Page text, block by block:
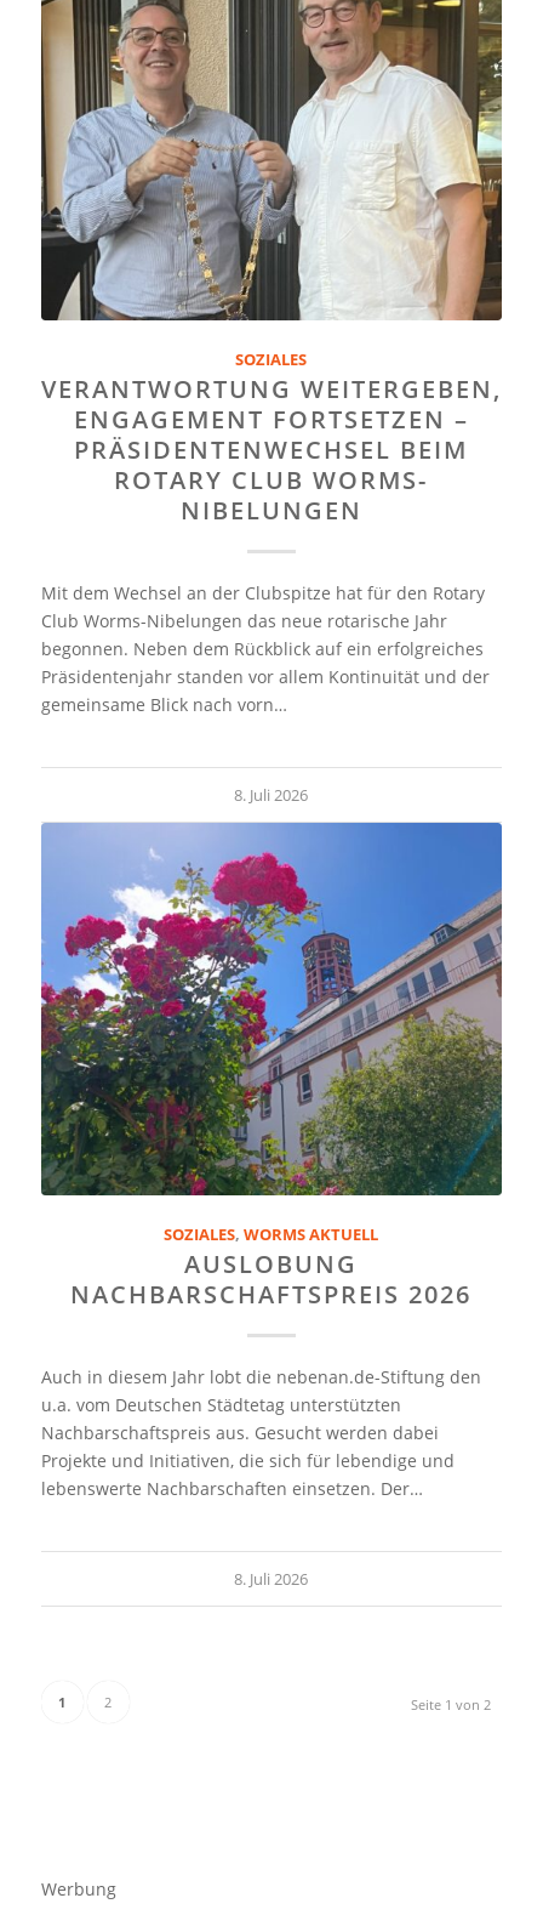
SOZIALES
VERANTWORTUNG WEITERGEBEN,
ENGAGEMENT FORTSETZEN –
PRÄSIDENTENWECHSEL BEIM
ROTARY CLUB WORMS-
NIBELUNGEN
Mit dem Wechsel an der Clubspitze hat für den Rotary
Club Worms-Nibelungen das neue rotarische Jahr
begonnen. Neben dem Rückblick auf ein erfolgreiches
Präsidentenjahr standen vor allem Kontinuität und der
gemeinsame Blick nach vorn…
8. Juli 2026
SOZIALES,WORMS AKTUELL
AUSLOBUNG
NACHBARSCHAFTSPREIS 2026
Auch in diesem Jahr lobt die nebenan.de-Stiftung den
u.a. vom Deutschen Städtetag unterstützten
Nachbarschaftspreis aus. Gesucht werden dabei
Projekte und Initiativen, die sich für lebendige und
lebenswerte Nachbarschaften einsetzen. Der…
8. Juli 2026
Seite 1 von 2
1 2
Werbung